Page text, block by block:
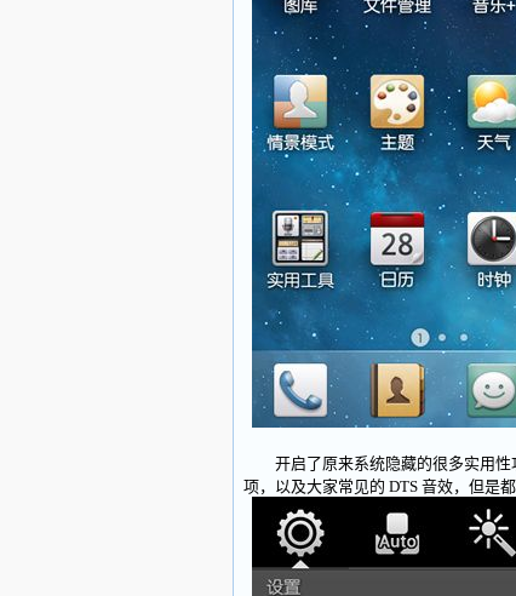
开启了原来系统隐藏的很多实用性
项，以及大家常见的 DTS 音效，但是都